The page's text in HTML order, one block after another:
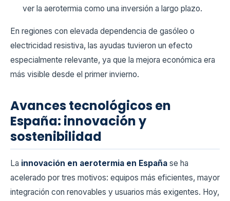
ver la aerotermia como una inversión a largo plazo.
En regiones con elevada dependencia de gasóleo o
electricidad resistiva, las ayudas tuvieron un efecto
especialmente relevante, ya que la mejora económica era
más visible desde el primer invierno.
Avances tecnológicos en
España: innovación y
sostenibilidad
La innovación en aerotermia en España se ha
acelerado por tres motivos: equipos más eficientes, mayor
integración con renovables y usuarios más exigentes. Hoy,